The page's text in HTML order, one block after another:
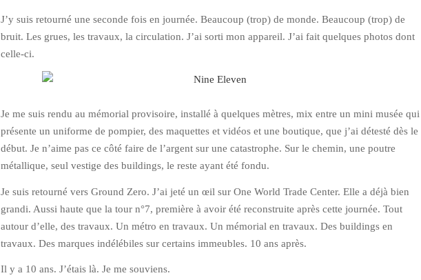
J’y suis retourné une seconde fois en journée. Beaucoup (trop) de monde. Beaucoup (trop) de
bruit. Les grues, les travaux, la circulation. J’ai sorti mon appareil. J’ai fait quelques photos dont
celle-ci.
Je me suis rendu au mémorial provisoire, installé à quelques mètres, mix entre un mini musée qui
présente un uniforme de pompier, des maquettes et vidéos et une boutique, que j’ai détesté dès le
début. Je n’aime pas ce côté faire de l’argent sur une catastrophe. Sur le chemin, une poutre
métallique, seul vestige des buildings, le reste ayant été fondu.
Je suis retourné vers Ground Zero. J’ai jeté un œil sur One World Trade Center. Elle a déjà bien
grandi. Aussi haute que la tour n°7, première à avoir été reconstruite après cette journée. Tout
autour d’elle, des travaux. Un métro en travaux. Un mémorial en travaux. Des buildings en
travaux. Des marques indélébiles sur certains immeubles. 10 ans après.
Il y a 10 ans. J’étais là. Je me souviens.